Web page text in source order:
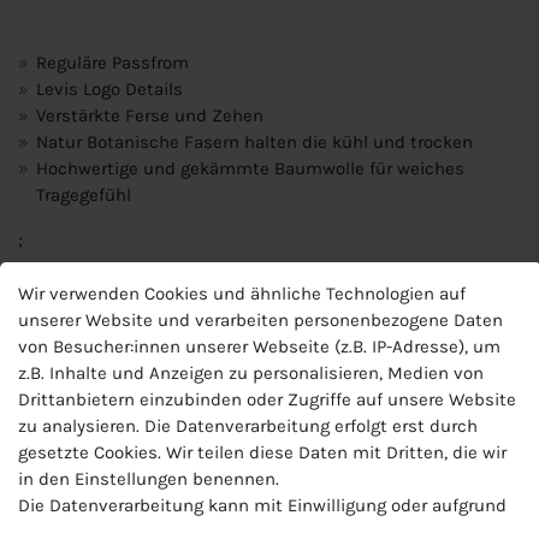
Reguläre Passfrom
Levis Logo Details
Verstärkte Ferse und Zehen
Natur Botanische Fasern halten die kühl und trocken
Hochwertige und gekämmte Baumwolle für weiches
Tragegefühl
;
Produktnummer
701203950
Hersteller
Levi's
EU-Verantwortlicher
Stichd B.V., De Waterman 2 , 5215 MX's-Hertogenbosch ,
Niederlande, +31 73 688 9393, info@stichd.com
Wir verwenden Cookies und ähnliche Technologien auf
unserer Website und verarbeiten personenbezogene Daten
von Besucher:innen unserer Webseite (z.B. IP-Adresse), um
z.B. Inhalte und Anzeigen zu personalisieren, Medien von
Drittanbietern einzubinden oder Zugriffe auf unsere Website
zu analysieren. Die Datenverarbeitung erfolgt erst durch
gesetzte Cookies. Wir teilen diese Daten mit Dritten, die wir
in den Einstellungen benennen.
Die Datenverarbeitung kann mit Einwilligung oder aufgrund